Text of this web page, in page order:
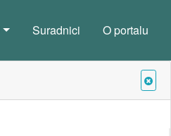
Suradnici O portalu